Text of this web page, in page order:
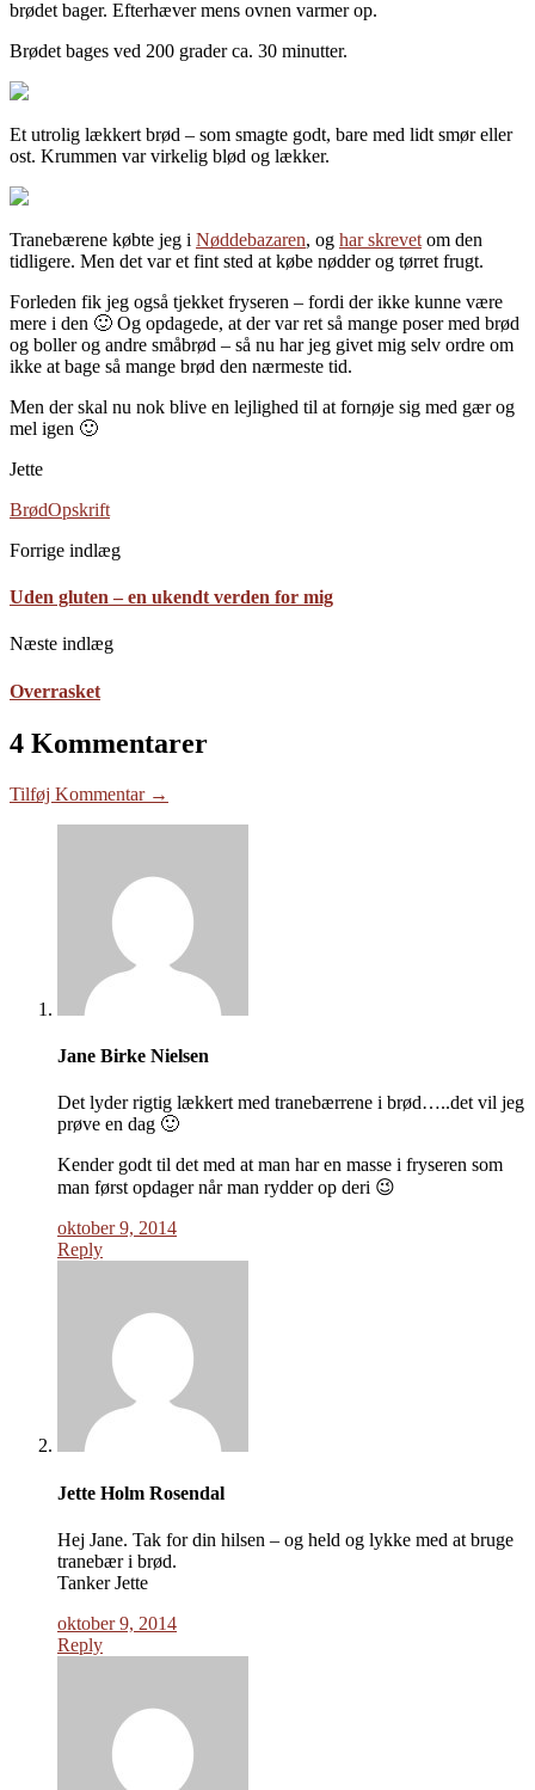
brødet bager. Efterhæver mens ovnen varmer op.
Brødet bages ved 200 grader ca. 30 minutter.
Et utrolig lækkert brød – som smagte godt, bare med lidt smør eller
ost. Krummen var virkelig blød og lækker.
Tranebærene købte jeg i Nøddebazaren, og har skrevet om den
tidligere. Men det var et fint sted at købe nødder og tørret frugt.
Forleden fik jeg også tjekket fryseren – fordi der ikke kunne være
mere i den 🙂 Og opdagede, at der var ret så mange poser med brød
og boller og andre småbrød – så nu har jeg givet mig selv ordre om
ikke at bage så mange brød den nærmeste tid.
Men der skal nu nok blive en lejlighed til at fornøje sig med gær og
mel igen 🙂
Jette
BrødOpskrift
Forrige indlæg
Uden gluten – en ukendt verden for mig
Næste indlæg
Overrasket
4 Kommentarer
Tilføj Kommentar →
Jane Birke Nielsen
Det lyder rigtig lækkert med tranebærrene i brød…..det vil jeg
prøve en dag 🙂
Kender godt til det med at man har en masse i fryseren som
man først opdager når man rydder op deri 😉
oktober 9, 2014
Reply
Jette Holm Rosendal
Hej Jane. Tak for din hilsen – og held og lykke med at bruge
tranebær i brød.
Tanker Jette
oktober 9, 2014
Reply